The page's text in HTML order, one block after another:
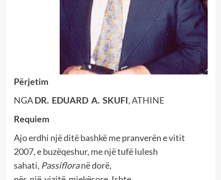
Përjetim
NGADR. EDUARD A. SKUFI, ATHINE
Requiem
Ajo erdhi një ditë bashkë me pranverën e vitit
2007, e buzëqeshur, me një tufë lulesh
sahati, Passifloranë dorë,